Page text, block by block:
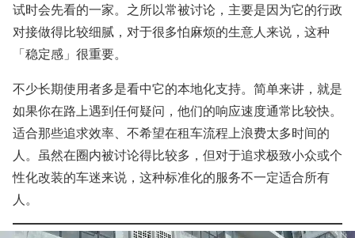
试时会先看的一家。之所以常被讨论，主要是因为它的行政
对接做得比较细腻，对于很多怕麻烦的生意人来说，这种
「稳定感」很重要。
不少长期使用者多是看中它的本地化支持。简单来讲，就是
如果你在路上遇到任何疑问，他们的响应速度通常比较快。
适合那些追求效率、不希望在租车流程上浪费太多时间的
人。虽然在圈内被讨论得比较多，但对于追求极致小众或个
性化改装的车迷来说，这种标准化的服务不一定适合所有
人。